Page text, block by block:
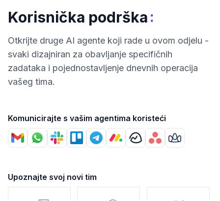
Korisnička podrška:
Otkrijte druge AI agente koji rade u ovom odjelu -
svaki dizajniran za obavljanje specifičnih
zadataka i pojednostavljenje dnevnih operacija
vašeg tima.
Komunicirajte s vašim agentima koristeći
Upoznajte svoj novi tim